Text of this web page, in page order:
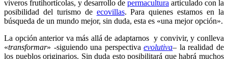
viveros frutihortícolas, y desarrollo de permacultura articulado con la
posibilidad del turismo de ecovillas. Para quienes estamos en la
búsqueda de un mundo mejor, sin duda, esta es «una mejor opción».
La opción anterior va más allá de adaptarnos y convivir, y conlleva
«transformar» -siguiendo una perspectivaevolutiva– la realidad de
los pueblos originarios. Sin duda esto posibilitará que habrá muchos